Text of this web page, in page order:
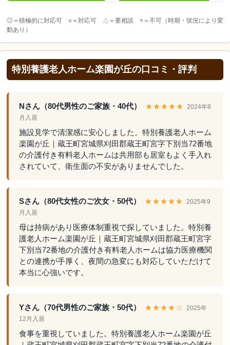
◎＝積極的に対応可 ○＝対応可 △＝要相談 ×＝不可（時期・状況により変
動あり）
特別養護老人ホーム楽園が丘の口コミ・評判
Nさん（80代男性のご家族・40代） ★★★★★ 2024年8
月入居
施設見学で清潔感に安心しました。特別養護老人ホーム
楽園が丘｜蔵王町宮城県刈田郡蔵王町宮字下別当72番地
の介護付き有料老人ホームは共用部も居室もよく手入れ
されていて、衛生面の不安がありませんでした。
Sさん（80代女性のご次女・50代） ★★★★★ 2025年9
月入居
母は持病があり医療体制重視で探していました。特別養
護老人ホーム楽園が丘｜蔵王町宮城県刈田郡蔵王町宮字
下別当72番地の介護付き有料老人ホームは協力医療機関
との連携が手厚く、夜間の急変にも対応していただけて
本当に心強いです。
Yさん（70代男性のご家族・50代） ★★★★☆ 2025年
12月入居
食事を重視していました。特別養護老人ホーム楽園が丘